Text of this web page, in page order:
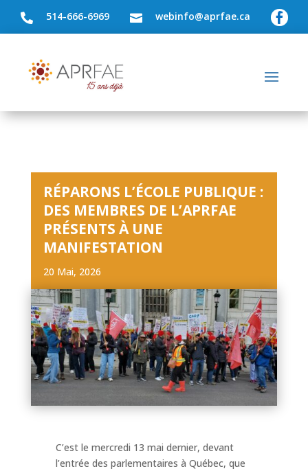
 514-666-6969  webinfo@aprfae.ca 
RÉPARONS L’ÉCOLE PUBLIQUE :
DES MEMBRES DE L’APRFAE
PRÉSENTS À UNE
MANIFESTATION
20 Mai, 2026
C’est le mercredi 13 mai dernier, devant
l’entrée des parlementaires à Québec, que